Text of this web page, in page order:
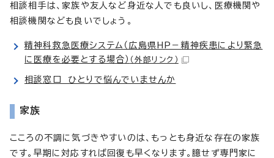
相談相手は、家族や友人など身近な人でも良いし、医療機関や
相談機関なども良いでしょう。
精神科救急医療システム（広島県HP－精神疾患により緊急
に医療を必要とする場合） （外部リンク）
相談窓口 ひとりで悩んでいませんか
家族
こころの不調に気づきやすいのは、もっとも身近な存在の家族
です。早期に対応すれば回復も早くなります。臆せず専門家に